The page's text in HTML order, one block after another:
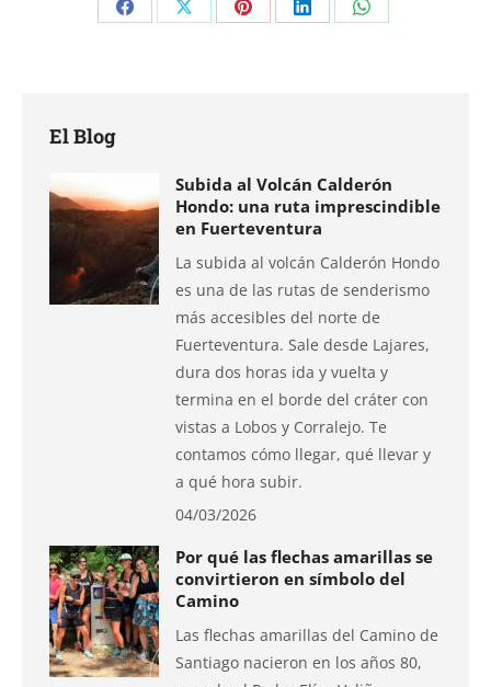
CompartirCompartirCompartirCompartirCompartir
El Blog
Subida al Volcán Calderón
Hondo: una ruta imprescindible
en Fuerteventura
La subida al volcán Calderón Hondo
es una de las rutas de senderismo
más accesibles del norte de
Fuerteventura. Sale desde Lajares,
dura dos horas ida y vuelta y
termina en el borde del cráter con
vistas a Lobos y Corralejo. Te
contamos cómo llegar, qué llevar y
a qué hora subir.
04/03/2026
Por qué las flechas amarillas se
convirtieron en símbolo del
Camino
Las flechas amarillas del Camino de
Santiago nacieron en los años 80,